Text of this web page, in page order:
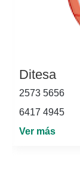
Ditesa
2573 5656
6417 4945
Ver más